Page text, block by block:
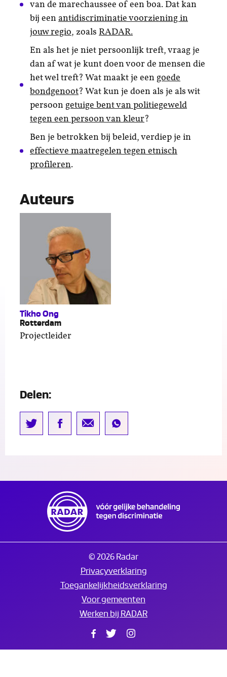
van de marechaussee of een boa. Dat kan
bij een antidiscriminatie voorziening in
jouw regio, zoals RADAR.
En als het je niet persoonlijk treft, vraag je
dan af wat je kunt doen voor de mensen die
het wel treft? Wat maakt je een goede
bondgenoot? Wat kun je doen als je als wit
persoon getuige bent van politiegeweld
tegen een persoon van kleur?
Ben je betrokken bij beleid, verdiep je in
effectieve maatregelen tegen etnisch
profileren.
Auteurs
Tikho Ong
Rotterdam
Projectleider
Delen:
© 2026 Radar
Privacyverklaring
Toegankelijkheidsverklaring
Voor gemeenten
Werken bij RADAR
Facebook
Twitter